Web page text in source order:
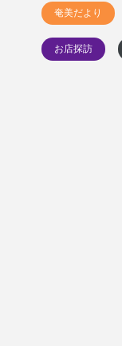
奄美だより
お店探訪